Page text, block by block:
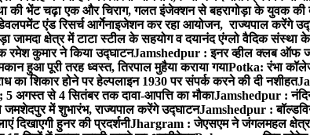
की भेंट चढ़ा एक और चिराग, गलत इंजेक्शन से बहरागोड़ा के युवक की
एंड रिसर्च आर्गेनाइजेशन कर रहा आयोजन, राज्यपाल करेंगे
जामदा क्षेत्र में टाटा स्टील के सहयोग व दयानंद एंग्लो वैदिक
रमेश कुमार ने किया उद्घाटनJamshedpur : इनर व्हील क्लब ऑफ
हुआ पूरी तरह ध्वस्त, तिरपाल मुहैया कराया गयाPotka: रंभा
शिकार होने पर हेल्पलाइन 1930 पर संपर्क करने की दी नशीहत
5 अगस्त से 4 सितंबर तक दावा-आपत्ति का मौकाJamshedpur :
जमशेदपुर में शुभारंभ, राज्यपाल करेंगे उद्घाटनJamshedpur :
दिखाएगी हुनर की प्रदर्शनीJhargram : जेएसएम ने जंगलमहल क्षेत्र